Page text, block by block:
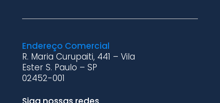
Endereço Comercial
R. Maria Curupaiti, 441 – Vila
Ester S. Paulo – SP
02452-001